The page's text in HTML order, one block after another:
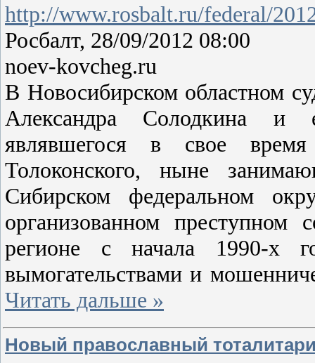
http://www.rosbalt.ru/federal/
Росбалт, 28/09/2012 08:00
noev-kovcheg.ru
В Новосибирском областном
Александра Солодкина и
являвшегося в свое время
Толоконского, ныне
Сибирском федеральном
организованном
регионе с начала 1990-х
вымогательствами и
Читать дальше »
Новый православный